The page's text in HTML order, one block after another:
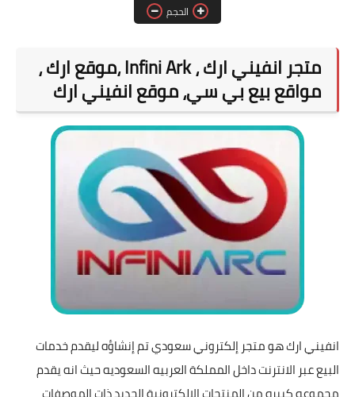
قسم الهواتف والصيانة
الحجم
متجر انفيني ارك ، Infini Ark ،موقع ارك ،
مواقع بيع بي سي، موقع انفيني ارك
انفيني ارك هو متجر إلكتروني سعودي تم إنشاؤه ليقدم خدمات
البيع عبر الانترنت داخل المملكة العربيه السعوديه حيث انه يقدم